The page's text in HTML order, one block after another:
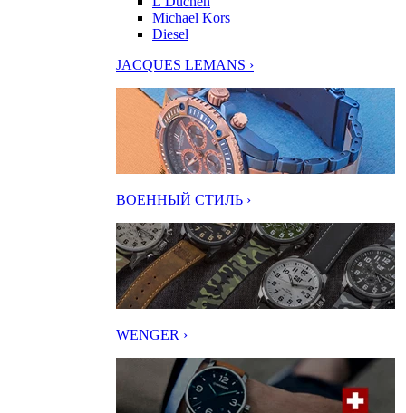
Michael Kors
Diesel
JACQUES LEMANS ›
ВОЕННЫЙ СТИЛЬ ›
WENGER ›